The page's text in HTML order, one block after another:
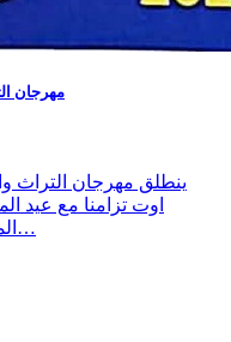
مهرجان التراث
اوت تزامنا مع عيد
المنتظر ان تحقق حضورا متميزا ويتواصل…